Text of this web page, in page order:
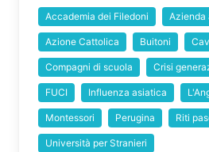
Accademia dei Filedoni Azienda
Azione Cattolica Buitoni
Compagni di scuola Crisi
FUCI Influenza asiatica
Montessori Perugina Riti
Università per Stranieri